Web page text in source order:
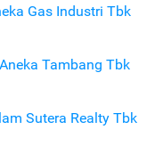
Gas Industri Tbk
Tambang Tbk
Sutera Realty Tbk